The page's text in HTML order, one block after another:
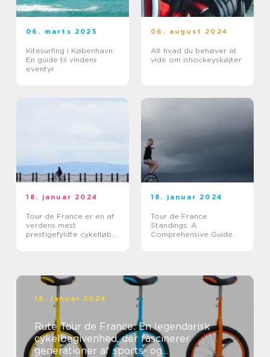
06. marts 2025
Kitesurfing i København:
En guide til vindens
eventyr
06. august 2024
Alt hvad du behøver at
vide om ishockeyskøjter
18. januar 2024
Tour de France er en af
verdens mest
prestigefyldte cykelløb
18. januar 2024
Tour de France
Standings: A
Comprehensive Guide
18. januar 2024
Rute Tour de France: En legendarisk
cykelbegivenhed, der fascinerer
generationer af sports- og